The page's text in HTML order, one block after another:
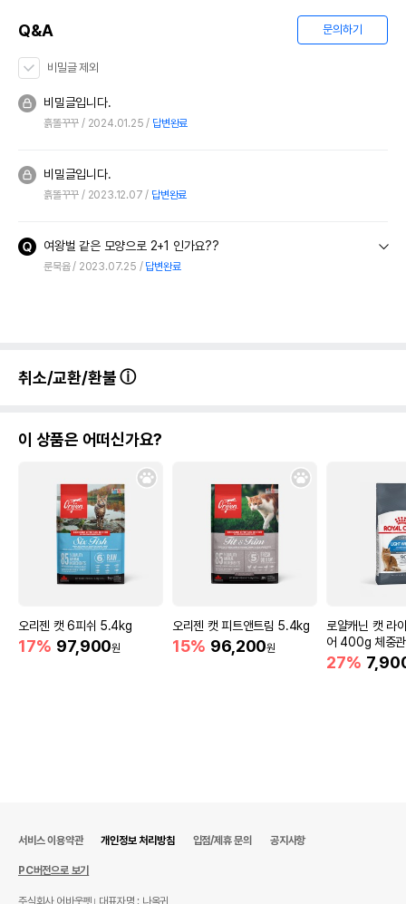
Q&A 문의하기
비밀글 제외
비밀글입니다.
흙똘꾸꾸 2024.01.25 답변완료
비밀글입니다.
흙똘꾸꾸 2023.12.07 답변완료
여왕벌 같은 모양으로 2+1 인가요??
룬묵윱 2023.07.25 답변완료
취소/교환/환불
이 상품은 어떠신가요?
오리젠 캣 6피쉬 5.4kg
17% 97,900원
오리젠 캣 피트앤트림 5.4kg
15% 96,200원
로얄캐닌 캣 라
어 400g 체중
27%
서비스 이용약관 개인정보 처리방침 입점/제휴 문의 공지사항
PC버전으로 보기
주식회사 어바웃펫 대표자명 : 나옥귀